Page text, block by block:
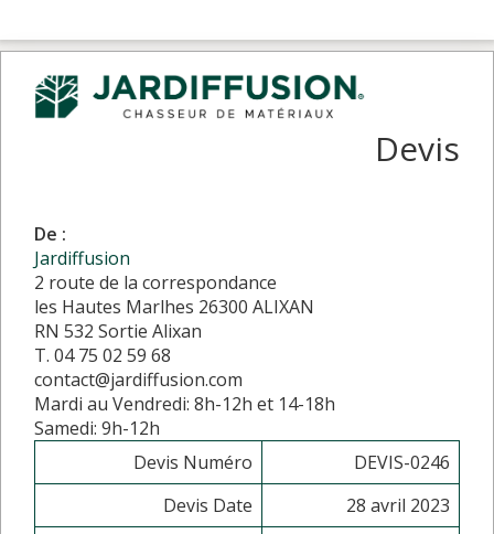
Devis
De :
Jardiffusion
2 route de la correspondance
les Hautes Marlhes 26300 ALIXAN
RN 532 Sortie Alixan
T. 04 75 02 59 68
contact@jardiffusion.com
Mardi au Vendredi: 8h-12h et 14-18h
Samedi: 9h-12h
Devis Numéro
DEVIS-0246
Devis Date
28 avril 2023